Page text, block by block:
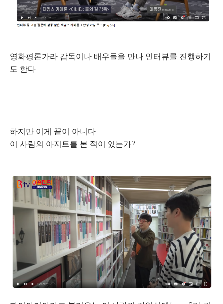
영화평론가라 감독이나 배우들을 만나 인터뷰를 진행하기
도 한다
하지만 이게 끝이 아니다
이 사람의 아지트를 본 적이 있는가?